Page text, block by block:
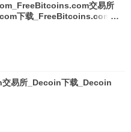
交易所
下载_FreeBitcoins.com网
易所_Decoin下载_Decoin